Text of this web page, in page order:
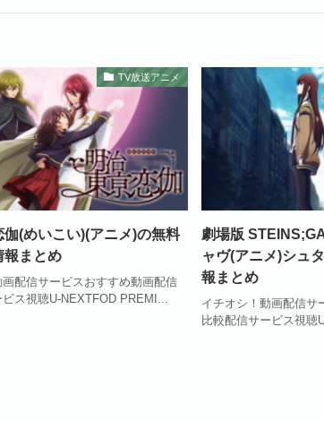
TV放送アニメ
伽(めいこい)(アニメ)の無料
報まとめ
配信サービスおすすめ動画配信
ス視聴U-NEXTFOD PREMI...
劇場版
ャヴ(アニメ)シュ
報まとめ
イチオシ！動画配信サ
比較配信サービス視聴